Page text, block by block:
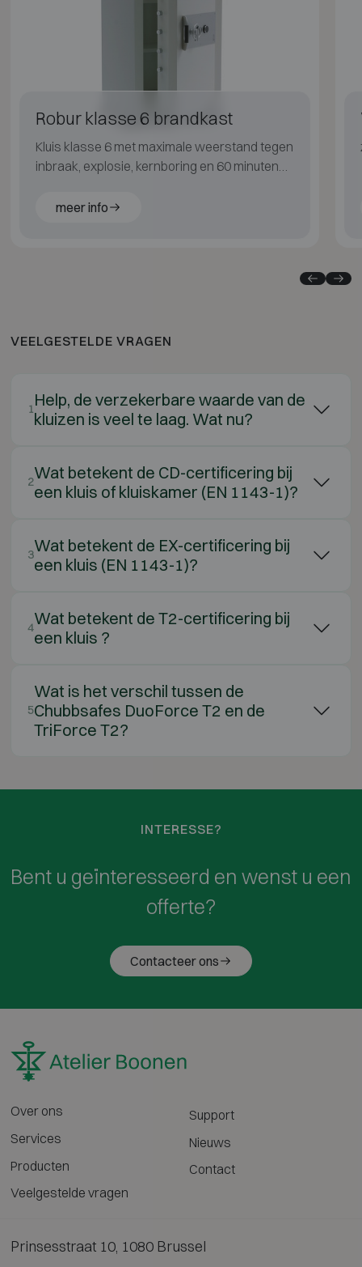
Robur klasse 6 brandkast
Kluis klasse 6 met maximale weerstand tegen
inbraak, explosie, kernboring en 60 minuten
meer info
VEELGESTELDE VRAGEN
1Help, de verzekerbare waarde van de
kluizen is veel te laag. Wat nu?
2Wat betekent de CD-certificering bij
een kluis of kluiskamer (EN 1143-1)?
3Wat betekent de EX-certificering bij
een kluis (EN 1143-1)?
4Wat betekent de T2-certificering bij
een kluis ?
5
Wat is het verschil tussen de
Chubbsafes DuoForce T2 en de
TriForce T2?
INTERESSE?
Bent u geïnteresseerd en wenst u een
offerte?
Contacteer ons
Over ons
Services
Producten
Veelgestelde vragen
Support
Nieuws
Contact
Prinsesstraat 10, 1080 Brussel